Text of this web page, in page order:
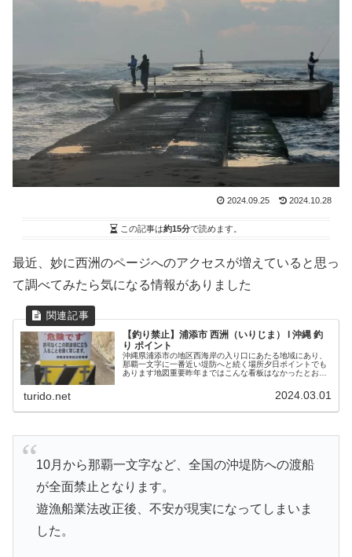
2024.09.25 2024.10.28
この記事は約15分で読めます。
最近、妙に西洲のページへのアクセスが増えていると思っ
て調べてみたら気になる情報がありました
【釣り禁止】浦添市 西洲（いりじま） l 沖縄 釣
り ポイント
沖縄県浦添市の地区西海岸の入り口にあたる地域にあり、
那覇一文字に一番近い堤防へと続く場所夕日ポイントでも
あります地図重要昨年まではこんな看板はなかったとおも
turido.net 2024.03.01
10月から那覇一文字など、全国の沖堤防への渡船
が全面禁止となります。
遊漁船業法改正後、不安が現実になってしまいま
した。